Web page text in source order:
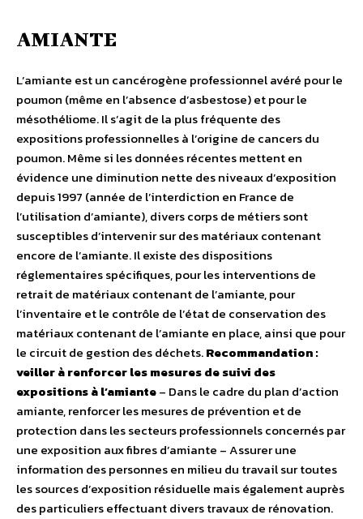
AMIANTE
L’amiante est un cancérogène professionnel avéré pour le
poumon (même en l’absence d’asbestose) et pour le
mésothéliome. Il s’agit de la plus fréquente des
expositions professionnelles à l’origine de cancers du
poumon. Même si les données récentes mettent en
évidence une diminution nette des niveaux d’exposition
depuis 1997 (année de l’interdiction en France de
l’utilisation d’amiante), divers corps de métiers sont
susceptibles d’intervenir sur des matériaux contenant
encore de l’amiante. Il existe des dispositions
réglementaires spécifiques, pour les interventions de
retrait de matériaux contenant de l’amiante, pour
l’inventaire et le contrôle de l’état de conservation des
matériaux contenant de l’amiante en place, ainsi que pour
le circuit de gestion des déchets.Recommandation :
veiller à renforcer les mesures de suivi des
expositions à l’amiante– Dans le cadre du plan d’action
amiante, renforcer les mesures de prévention et de
protection dans les secteurs professionnels concernés par
une exposition aux fibres d’amiante – Assurer une
information des personnes en milieu du travail sur toutes
les sources d’exposition résiduelle mais également auprès
des particuliers effectuant divers travaux de rénovation.